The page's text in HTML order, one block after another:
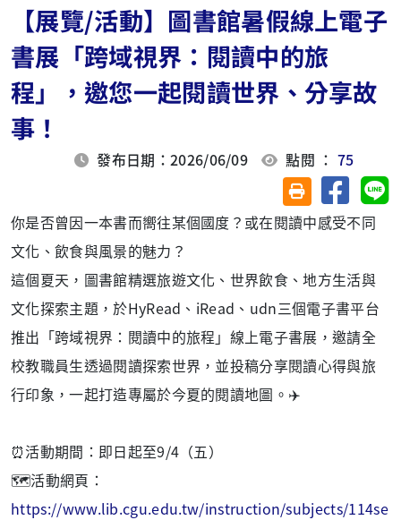
【展覽/活動】圖書館暑假線上電子
書展「跨域視界：閱讀中的旅
程」，邀您一起閱讀世界、分享故
事！
發布日期：2026/06/09 點閱 ：75
友善列印(另開視
分享至
你是否曾因一本書而嚮往某個國度？或在閱讀中感受不同
文化、飲食與風景的魅力？
這個夏天，圖書館精選旅遊文化、世界飲食、地方生活與
文化探索主題，於HyRead、iRead、udn三個電子書平台
推出「跨域視界：閱讀中的旅程」線上電子書展，邀請全
校教職員生透過閱讀探索世界，並投稿分享閱讀心得與旅
行印象，一起打造專屬於今夏的閱讀地圖。✈️
⏰活動期間：即日起至9/4（五）
🗺️活動網頁：
https://www.lib.cgu.edu.tw/instruction/subjects/114se